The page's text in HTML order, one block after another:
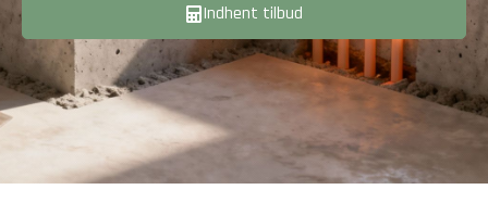
Indhent tilbud